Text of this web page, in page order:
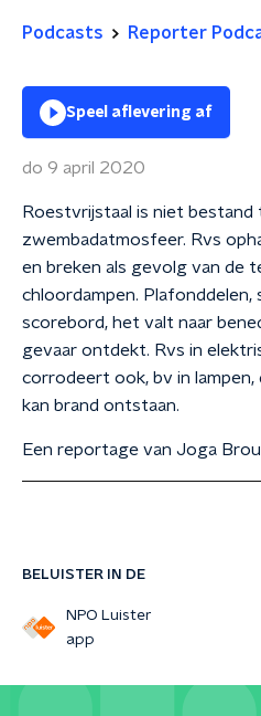
Podcasts Reporter
BELUISTER IN DE
NPO Luister
app
Speel aflevering af
do 9 april 2020
Roestvrijstaal is niet bestand
zwembadatmosfeer. Rvs
en breken als gevolg van de
chloordampen. Plafonddelen,
scorebord, het valt naar
gevaar ontdekt. Rvs in
corrodeert ook, bv in
kan brand ontstaan.
Een reportage van Joga